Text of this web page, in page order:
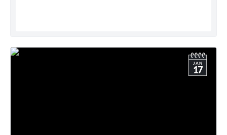
JAN
17